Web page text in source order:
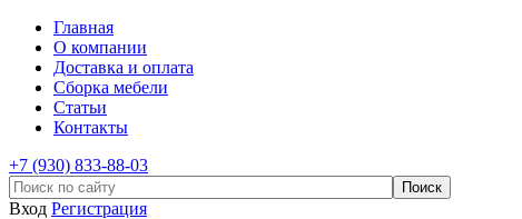
Главная
О компании
Доставка и оплата
Сборка мебели
Статьи
Контакты
+7 (930) 833-88-03
Вход Регистрация